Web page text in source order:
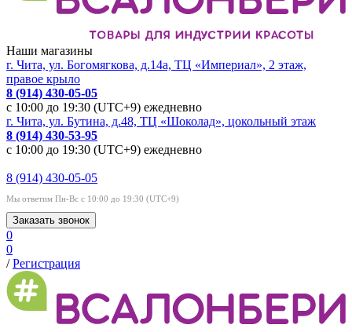
Наши магазины
г. Чита, ул. Богомягкова, д.14а, ТЦ «Империал», 2 этаж,
правое крыло
8 (914) 430-05-05
с 10:00 до 19:30 (UTC+9) ежедневно
г. Чита, ул. Бутина, д.48, ТЦ «Шоколад», цокольный этаж
8 (914) 430-53-95
с 10:00 до 19:30 (UTC+9) ежедневно
8 (914) 430-05-05
Мы ответим Пн-Вс с 10:00 до 19:30 (UTC+9)
Заказать звонок
0
0
/ Регистрация